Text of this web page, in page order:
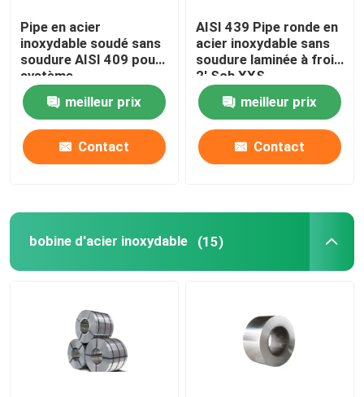
Pipe en acier
inoxydable soudé sans
soudure AISI 409 pour
système
d'échappement
meilleur prix
Contact
AISI 439 Pipe ronde en
acier inoxydable sans
soudure laminée à froid
2' Sch XXS
meilleur prix
Contact
bobine d'acier inoxydable (15)